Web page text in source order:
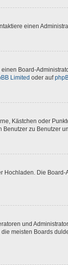
einen
Board-
Limited oder auf
Kästchen oder
zu Benutzer
Hochladen. Die
und
meisten Boards